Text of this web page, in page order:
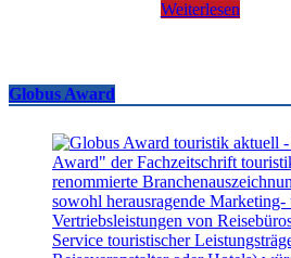
Weiterlesen
Globus Award